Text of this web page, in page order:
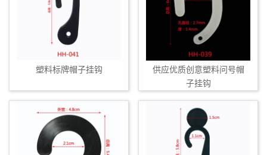
塑料标牌帽子挂钩
供应优质创意塑料问号帽
子挂钩